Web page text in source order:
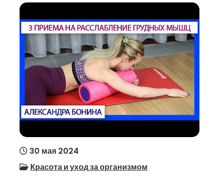
30 мая 2024
Красота и уход за организмом